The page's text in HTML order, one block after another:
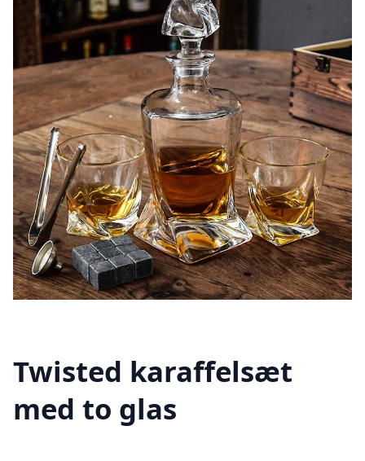
Twisted karaffelsæt
med to glas